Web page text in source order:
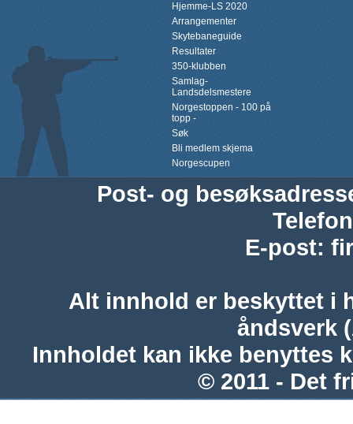
Hjemme-LS 2020
Arrangementer
Skytebaneguide
Resultater
350-klubben
Samlag-
Landsdelsmestere
Norgestoppen - 100 på
topp -
Søk
Bli medlem skjema
Norgescupen
Post- og
Telefon
E-post:
Alt innhold er beskyttet i
åndsverk
Innholdet kan ikke benyttes
© 2011 - Det